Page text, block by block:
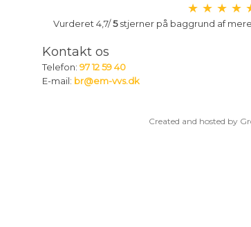
★ ★ ★ ★
​​Vurderet 4,7/5stjerner på baggrund af
Kontakt os
​Telefon:97 12 59 40
E-mail: br@em-vvs.dk
Created and hosted by